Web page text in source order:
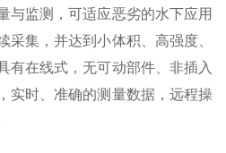
与监测，可适应恶劣的水下应用
采集，并达到小体积、高强度、
有在线式，无可动部件、非插入
实时、准确的测量数据，远程操